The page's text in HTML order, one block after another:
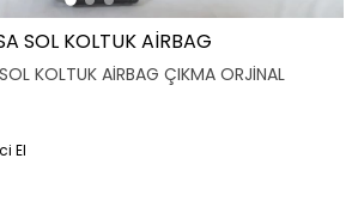
SOL KOLTUK AİRBAG
KOLTUK AİRBAG ÇIKMA ORJİNAL
El